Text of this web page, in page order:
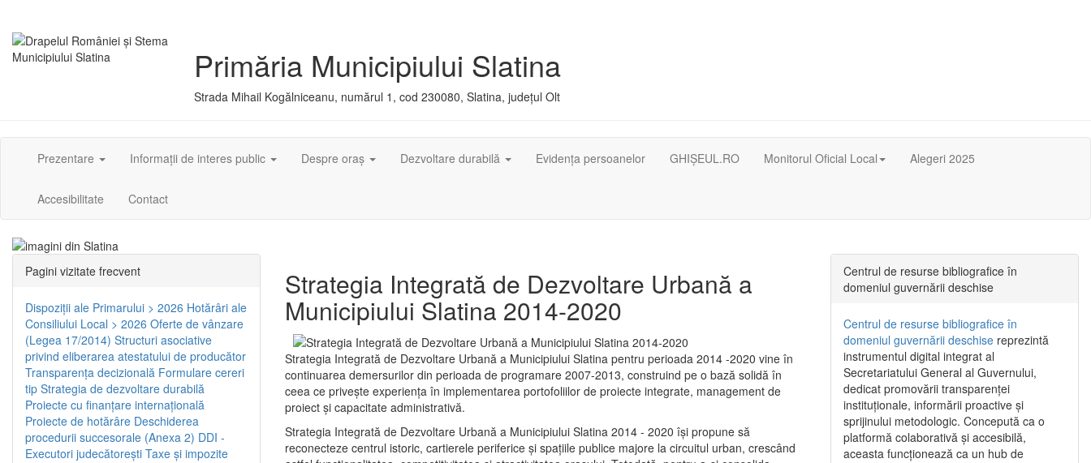
Primăria Municipiului Slatina
Strada Mihail Kogălniceanu, numărul 1, cod 230080, Slatina, județul Olt
Prezentare Informații de interes public Despre oraș Dezvoltare durabilă Evidența persoanelor GHIȘEUL.RO Monitorul Oficial Local Alegeri 2025
Accesibilitate Contact
Strategia Integrată de Dezvoltare Urbană a
Municipiului Slatina 2014-2020
Strategia Integrată de Dezvoltare Urbană a Municipiului Slatina pentru perioada 2014 -2020 vine în
continuarea demersurilor din perioada de programare 2007-2013, construind pe o bază solidă în
ceea ce priveşte experienţa în implementarea portofoliilor de proiecte integrate, management de
proiect și capacitate administrativă.
Strategia Integrată de Dezvoltare Urbană a Municipiului Slatina 2014 - 2020 își propune să
reconecteze centrul istoric, cartierele periferice şi spaţiile publice majore la circuitul urban, crescând
Pagini vizitate frecvent
Dispoziţii ale Primarului > 2026 Hotărâri ale
Consiliului Local > 2026 Oferte de vânzare
(Legea 17/2014) Structuri asociative
privind eliberarea atestatului de producător
Transparenţa decizională Formulare cereri
tip Strategia de dezvoltare durabilă
Proiecte cu finanţare internaţională
Proiecte de hotărâre Deschiderea
procedurii succesorale (Anexa 2) DDI -
Executori judecătorești Taxe şi impozite
Centrul de resurse bibliografice în
domeniul guvernării deschise
Centrul de resurse bibliografice în
domeniul guvernării deschise reprezintă
instrumentul digital integrat al
Secretariatului General al Guvernului,
dedicat promovării transparenței
instituționale, informării proactive și
sprijinului metodologic. Concepută ca o
platformă colaborativă și accesibilă,
aceasta funcționează ca un hub de